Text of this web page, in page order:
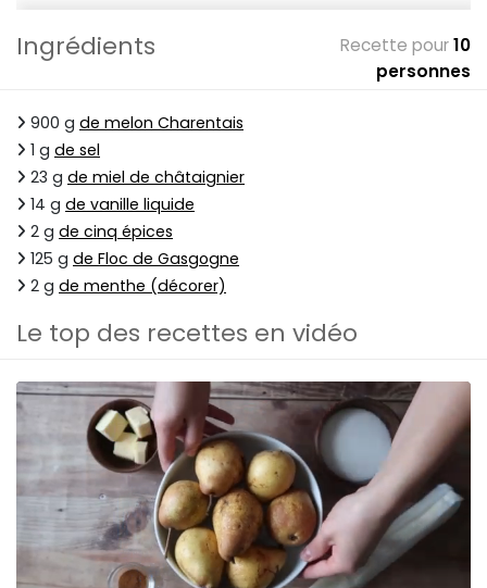
Ingrédients Recette pour10
personnes
900 g de melon Charentais
1 g de sel
23 g de miel de châtaignier
14 g de vanille liquide
2 g de cinq épices
125 g de Floc de Gasgogne
2 g de menthe (décorer)
Le top des recettes en vidéo